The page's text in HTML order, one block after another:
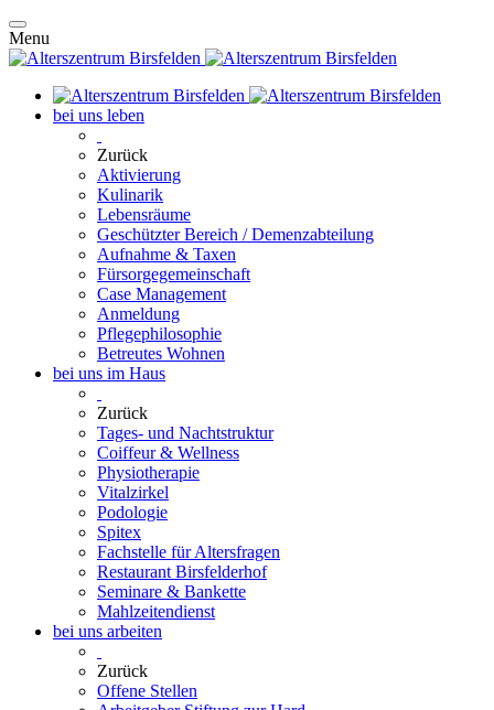
Menu
bei uns leben
Zurück
Aktivierung
Kulinarik
Lebensräume
Geschützter Bereich / Demenzabteilung
Aufnahme & Taxen
Fürsorgegemeinschaft
Case Management
Anmeldung
Pflegephilosophie
Betreutes Wohnen
bei uns im Haus
Zurück
Tages- und Nachtstruktur
Coiffeur & Wellness
Physiotherapie
Vitalzirkel
Podologie
Spitex
Fachstelle für Altersfragen
Restaurant Birsfelderhof
Seminare & Bankette
Mahlzeitendienst
bei uns arbeiten
Zurück
Offene Stellen